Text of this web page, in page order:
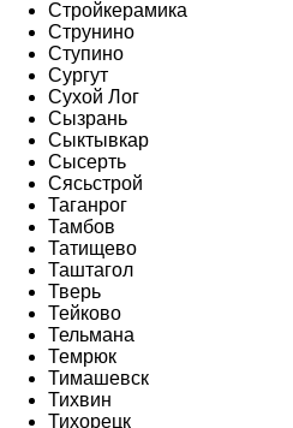
Стройкерамика
Струнино
Ступино
Сургут
Сухой Лог
Сызрань
Сыктывкар
Сысерть
Сясьстрой
Таганрог
Тамбов
Татищево
Таштагол
Тверь
Тейково
Тельмана
Темрюк
Тимашевск
Тихвин
Тихорецк